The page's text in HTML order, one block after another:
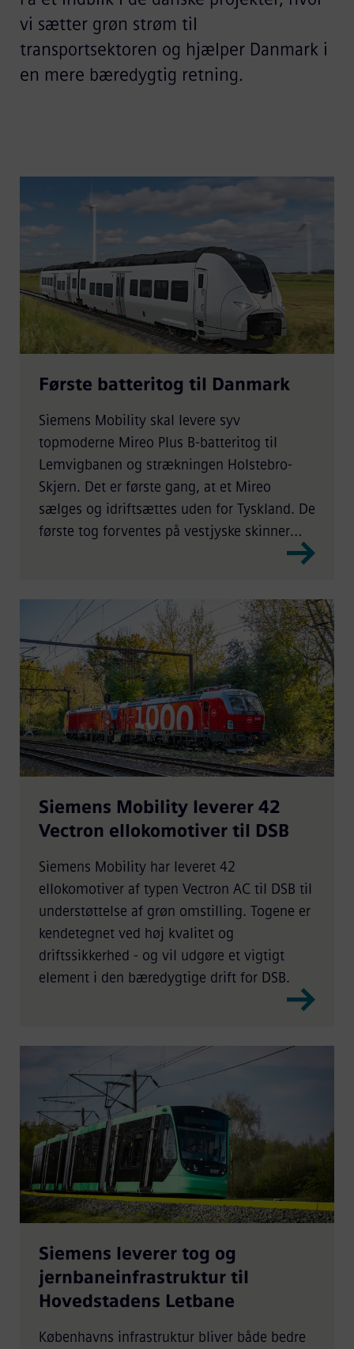
vi sætter grøn strøm til
transportsektoren og hjælper Danmark i
en mere bæredygtig retning.
Første batteritog til Danmark
Siemens Mobility skal levere syv
topmoderne Mireo Plus B-batteritog til
Lemvigbanen og strækningen Holstebro-
Skjern. Det er første gang, at et Mireo
sælges og idriftsættes uden for Tyskland. De
første tog forventes på vestjyske skinner
Siemens Mobility leverer 42
Vectron ellokomotiver til DSB
Siemens Mobility har leveret 42
ellokomotiver af typen Vectron AC til DSB til
understøttelse af grøn omstilling. Togene er
kendetegnet ved høj kvalitet og
driftssikkerhed - og vil udgøre et vigtigt
element i den bæredygtige drift for DSB.
Siemens leverer tog og
jernbaneinfrastruktur til
Hovedstadens Letbane
Københavns infrastruktur bliver både bedre